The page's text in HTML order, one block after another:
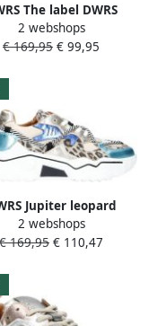
The label DWRS
Sneakers Bruin Leer
Suéde
2 webshops
€ 169,95 € 99,95
Jupiter leopard
leren sneakers zand
aqua
2 webshops
€ 169,95 € 110,47